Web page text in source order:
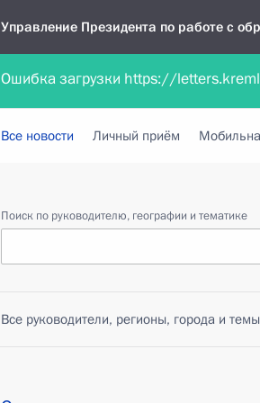
Управление Президента по работе с
Обратиться в форме электронного
Все новости Личный приём
Поиск по руководителю, географии и тематике
Все руководители, регионы, города и темы
Ошибка загрузки https://